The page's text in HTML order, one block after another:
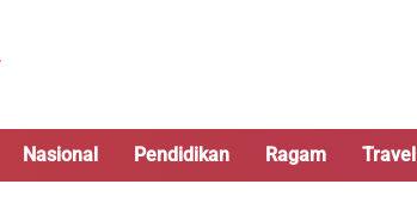
Nasional Pendidikan Ragam Travel